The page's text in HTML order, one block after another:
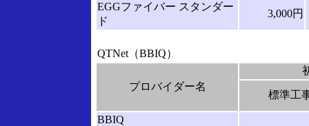
EGGファイバー スタンダー
ド
3,000円
QTNet（BBIQ）
プロバイダー名
標準工
BBIQ